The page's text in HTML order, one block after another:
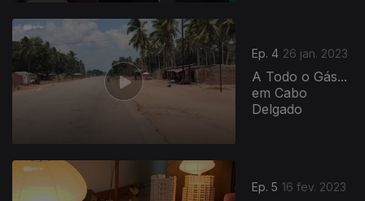
Ep. 4 26 jan. 2023
A Todo o Gás...
em Cabo
Delgado
Ep. 5 16 fev. 2023